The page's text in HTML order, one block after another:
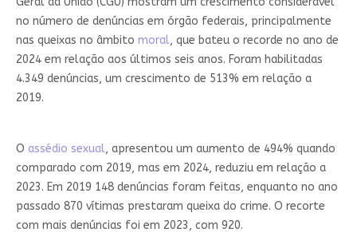
no número de denúncias em órgão federais, principalmente
nas queixas no âmbito moral, que bateu o recorde no ano de
2024 em relação aos últimos seis anos. Foram habilitadas
4.349 denúncias, um crescimento de 513% em relação a
2019.
O assédio sexual, apresentou um aumento de 494% quando
comparado com 2019, mas em 2024, reduziu em relação a
2023. Em 2019 148 denúncias foram feitas, enquanto no ano
passado 870 vítimas prestaram queixa do crime. O recorte
com mais denúncias foi em 2023, com 920.